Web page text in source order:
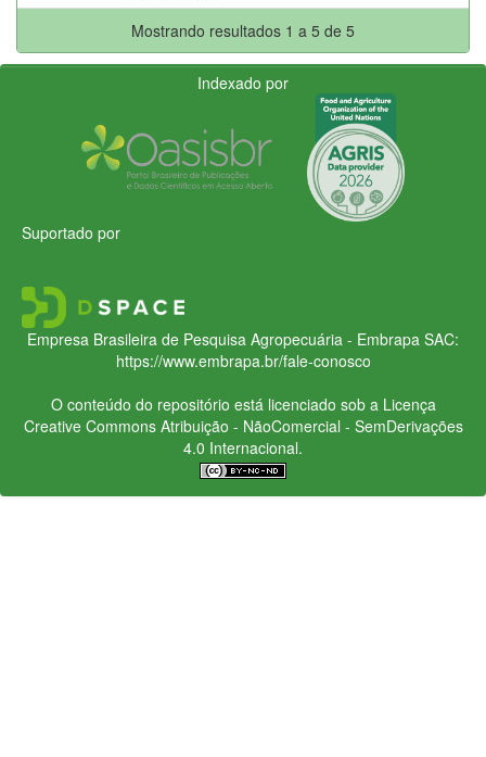
Mostrando resultados 1 a 5 de 5
Indexado por
Suportado por
Empresa Brasileira de Pesquisa Agropecuária - Embrapa SAC:
https://www.embrapa.br/fale-conosco
O conteúdo do repositório está licenciado sob a Licença
Creative CommonsAtribuição - NãoComercial - SemDerivações
4.0 Internacional.